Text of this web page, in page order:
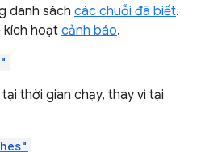
danh sách các chuỗi đã biết.
kích hoạt cảnh báo.
thời gian chạy, thay vì tại